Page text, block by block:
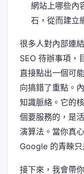
網站上哪些內
石，從而建立
很多人對內部連
SEO 待辦事項，
直接點出一個可
向搞錯了重點。
知識脈絡。它的
個要服務的，是
演算法。當你真
Google 的青睞只
接下來，我會帶